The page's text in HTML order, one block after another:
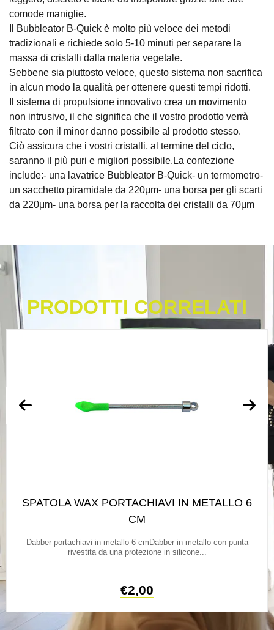
comode maniglie.
Il Bubbleator B-Quick è molto più veloce dei metodi
tradizionali e richiede solo 5-10 minuti per separare la
massa di cristalli dalla materia vegetale.
Sebbene sia piuttosto veloce, questo sistema non sacrifica
in alcun modo la qualità per ottenere questi tempi ridotti.
Il sistema di propulsione innovativo crea un movimento
non intrusivo, il che significa che il vostro prodotto verrà
filtrato con il minor danno possibile al prodotto stesso.
Ciò assicura che i vostri cristalli, al termine del ciclo,
saranno il più puri e migliori possibile.La confezione
include:- una lavatrice Bubbleator B-Quick- un termometro-
un sacchetto piramidale da 220μm- una borsa per gli scarti
da 220μm- una borsa per la raccolta dei cristalli da 70μm
PRODOTTI CORRELATI
SPATOLA WAX PORTACHIAVI IN METALLO 6
CM
Dabber portachiavi in metallo 6 cmDabber in metallo con punta
rivestita da una protezione in silicone...
€2,00